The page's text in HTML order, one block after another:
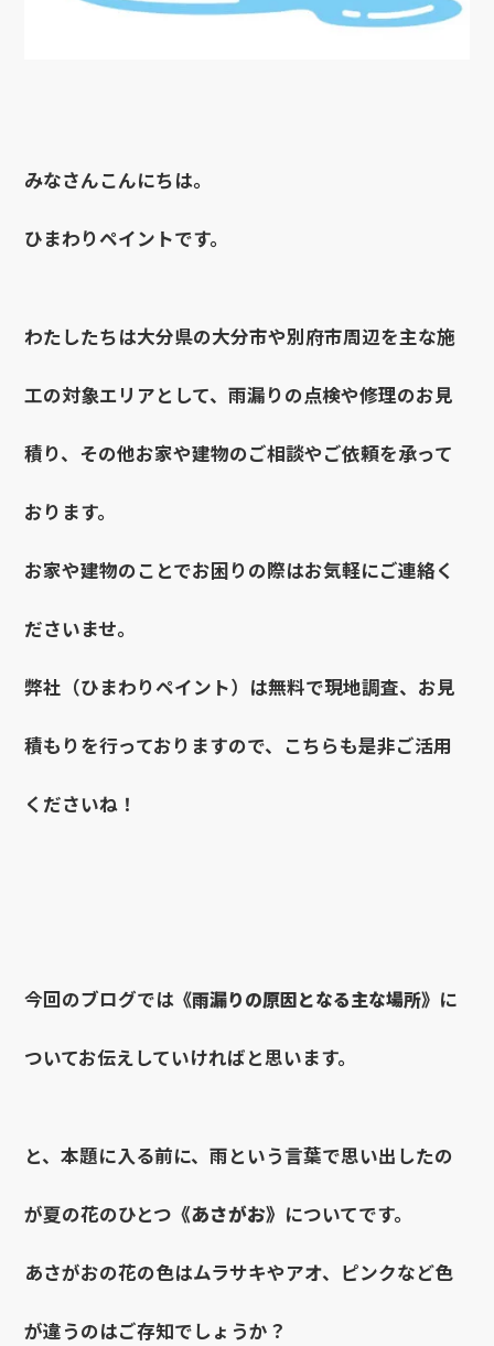
みなさんこんにちは。
ひまわりペイントです。
わたしたちは大分県の大分市や別府市周辺を主な施
工の対象エリアとして、雨漏りの点検や修理のお見
積り、その他お家や建物のご相談やご依頼を承って
おります。
お家や建物のことでお困りの際はお気軽にご連絡く
ださいませ。
弊社（ひまわりペイント）は無料で現地調査、お見
積もりを行っておりますので、こちらも是非ご活用
くださいね！
今回のブログでは 《雨漏りの原因となる主な場所》 に
ついてお伝えしていければと思います。
と、本題に入る前に、雨という言葉で思い出したの
が夏の花のひとつ 《あさがお》 についてです。
あさがおの花の色はムラサキやアオ、ピンクなど色
が違うのはご存知でしょうか？